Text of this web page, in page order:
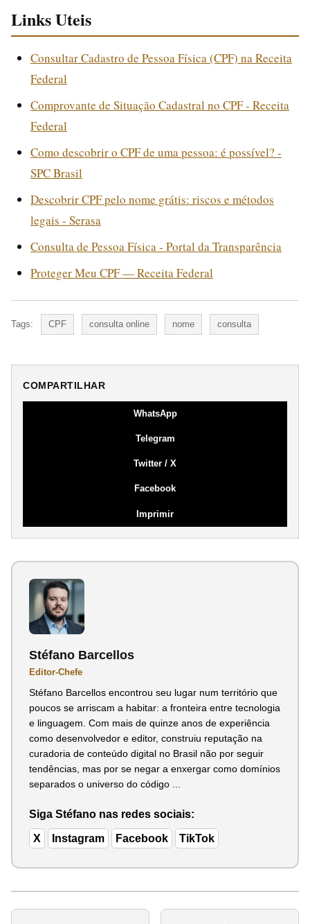
Links Uteis
Consultar Cadastro de Pessoa Física (CPF) na Receita
Federal
Comprovante de Situação Cadastral no CPF - Receita
Federal
Como descobrir o CPF de uma pessoa: é possível? -
SPC Brasil
Descobrir CPF pelo nome grátis: riscos e métodos
legais - Serasa
Consulta de Pessoa Física - Portal da Transparência
Proteger Meu CPF — Receita Federal
Tags: CPF consulta online nome consulta
COMPARTILHAR
WhatsApp
Telegram
Twitter / X
Facebook
Imprimir
Stéfano Barcellos
Editor-Chefe
Stéfano Barcellos encontrou seu lugar num território que
poucos se arriscam a habitar: a fronteira entre tecnologia
e linguagem. Com mais de quinze anos de experiência
como desenvolvedor e editor, construiu reputação na
curadoria de conteúdo digital no Brasil não por seguir
tendências, mas por se negar a enxergar como domínios
separados o universo do código ...
Siga Stéfano nas redes sociais:
X Instagram Facebook TikTok